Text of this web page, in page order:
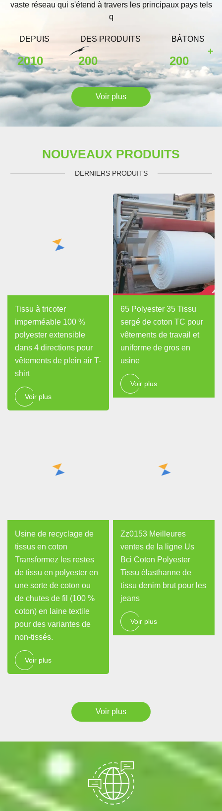
vaste réseau qui s'étend à travers les principaux pays tels
q
DEPUIS
2010
DES PRODUITS
200
BÂTONS
200
+
Voir plus
NOUVEAUX PRODUITS
DERNIERS PRODUITS
Tissu à tricoter
imperméable 100 %
polyester extensible
dans 4 directions pour
vêtements de plein air T-
shirt
Voir plus
65 Polyester 35 Tissu
sergé de coton TC pour
vêtements de travail et
uniforme de gros en
usine
Voir plus
Usine de recyclage de
tissus en coton
Transformez les restes
de tissu en polyester en
une sorte de coton ou
de chutes de fil (100 %
coton) en laine textile
pour des variantes de
non-tissés.
Voir plus
Zz0153 Meilleures
ventes de la ligne Us
Bci Coton Polyester
Tissu élasthanne de
tissu denim brut pour les
jeans
Voir plus
Voir plus